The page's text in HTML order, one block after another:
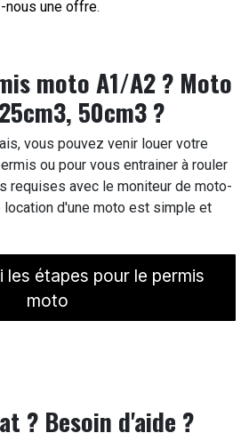
nous une offre.
moto A1/A2 ? Moto
50cm3 ?
vous pouvez venir louer votre
ou pour vous entrainer à rouler
requises avec le moniteur de moto-
location d'une moto est simple et
les étapes pour le permis
moto
? Besoin d'aide ?